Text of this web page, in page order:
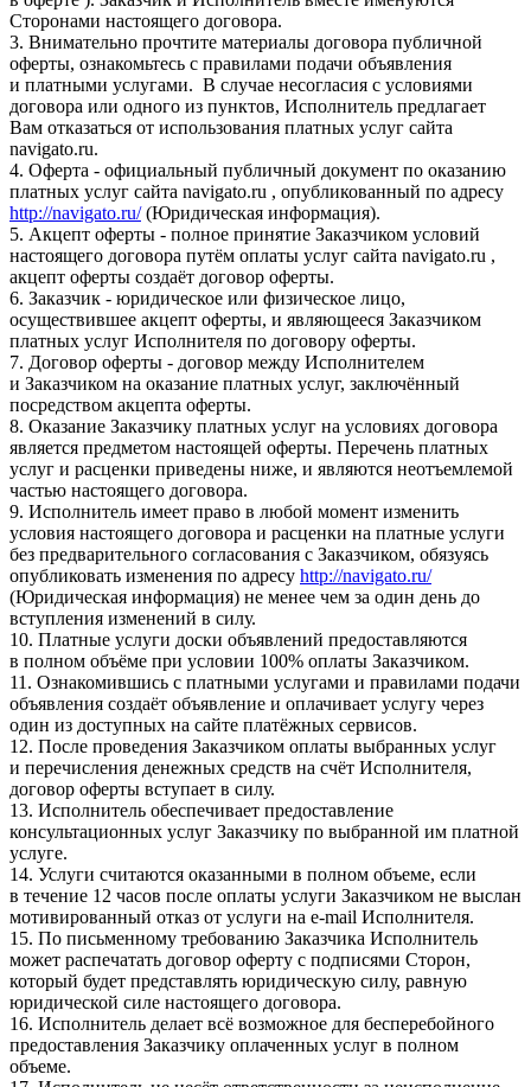
Сторонами настоящего договора.
3. Внимательно прочтите материалы договора публичной
оферты, ознакомьтесь с правилами подачи объявления
и платными услугами. В случае несогласия с условиями
договора или одного из пунктов, Исполнитель предлагает
Вам отказаться от использования платных услуг сайта
navigato.ru.
4. Оферта - официальный публичный документ по оказанию
платных услуг сайта navigato.ru , опубликованный по адресу
http://navigato.ru/(Юридическая информация).
5. Акцепт оферты - полное принятие Заказчиком условий
настоящего договора путём оплаты услуг сайта navigato.ru ,
акцепт оферты создаёт договор оферты.
6. Заказчик - юридическое или физическое лицо,
осуществившее акцепт оферты, и являющееся Заказчиком
платных услуг Исполнителя по договору оферты.
7. Договор оферты - договор между Исполнителем
и Заказчиком на оказание платных услуг, заключённый
посредством акцепта оферты.
8. Оказание Заказчику платных услуг на условиях договора
является предметом настоящей оферты. Перечень платных
услуг и расценки приведены ниже, и являются неотъемлемой
частью настоящего договора.
9. Исполнитель имеет право в любой момент изменить
условия настоящего договора и расценки на платные услуги
без предварительного согласования с Заказчиком, обязуясь
опубликовать изменения по адресу http://navigato.ru/
(Юридическая информация) не менее чем за один день до
вступления изменений в силу.
10. Платные услуги доски объявлений предоставляются
в полном объёме при условии 100% оплаты Заказчиком.
11. Ознакомившись с платными услугами и правилами подачи
объявления создаёт объявление и оплачивает услугу через
один из доступных на сайте платёжных сервисов.
12. После проведения Заказчиком оплаты выбранных услуг
и перечисления денежных средств на счёт Исполнителя,
договор оферты вступает в силу.
13. Исполнитель обеспечивает предоставление
консультационных услуг Заказчику по выбранной им платной
услуге.
14. Услуги считаются оказанными в полном объеме, если
в течение 12 часов после оплаты услуги Заказчиком не выслан
мотивированный отказ от услуги на e-mail Исполнителя.
15. По письменному требованию Заказчика Исполнитель
может распечатать договор оферту с подписями Сторон,
который будет представлять юридическую силу, равную
юридической силе настоящего договора.
16. Исполнитель делает всё возможное для бесперебойного
предоставления Заказчику оплаченных услуг в полном
объеме.